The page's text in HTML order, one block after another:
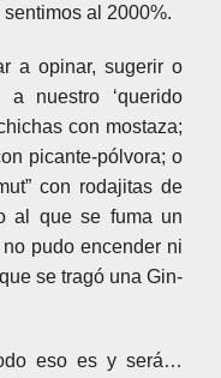
al 2000%.
a opinar, sugerir o
a nuestro ‘querido
con mostaza;
picante-pólvora; o
con rodajitas de
al que se fuma un
pudo encender ni
se tragó una Gin-
eso es y será…